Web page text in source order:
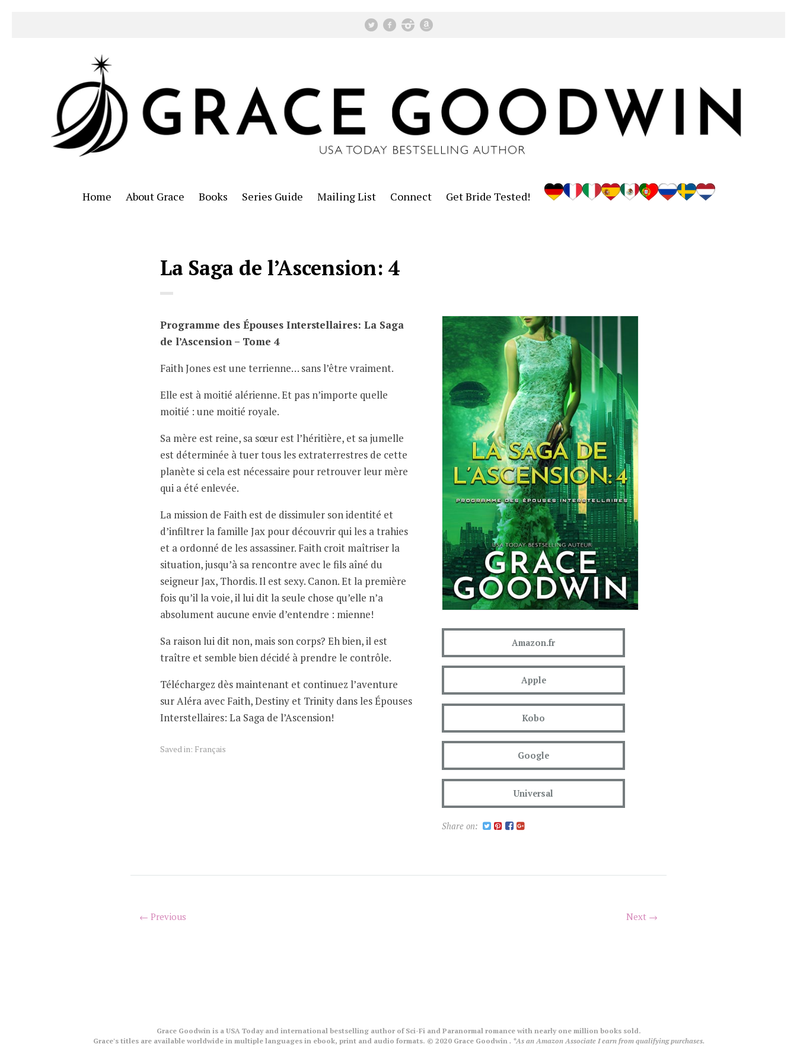
Home About Grace Books Series Guide Mailing List Connect Get Bride Tested!
La Saga de l’Ascension: 4
Programme des Épouses Interstellaires: La Saga
de l’Ascension – Tome 4
Faith Jones est une terrienne… sans l’être vraiment.
Elle est à moitié alérienne. Et pas n’importe quelle
moitié : une moitié royale.
Sa mère est reine, sa sœur est l’héritière, et sa jumelle
est déterminée à tuer tous les extraterrestres de cette
planète si cela est nécessaire pour retrouver leur mère
qui a été enlevée.
La mission de Faith est de dissimuler son identité et
d’infiltrer la famille Jax pour découvrir qui les a trahies
et a ordonné de les assassiner. Faith croit maîtriser la
situation, jusqu’à sa rencontre avec le fils aîné du
seigneur Jax, Thordis. Il est sexy. Canon. Et la première
fois qu’il la voie, il lui dit la seule chose qu’elle n’a
absolument aucune envie d’entendre : mienne!
Sa raison lui dit non, mais son corps? Eh bien, il est
traître et semble bien décidé à prendre le contrôle.
Téléchargez dès maintenant et continuez l’aventure
sur Aléra avec Faith, Destiny et Trinity dans les Épouses
Interstellaires: La Saga de l’Ascension!
Saved in: Français
Amazon.fr
Apple
Kobo
Google
Universal
Share on:
Next →
← Previous
Grace Goodwin is a USA Today and international bestselling author of Sci-Fi and Paranormal romance with nearly one million books sold.
Grace's titles are available worldwide in multiple languages in ebook, print and audio formats. © 2020 Grace Goodwin . *As an Amazon Associate I earn from qualifying purchases.